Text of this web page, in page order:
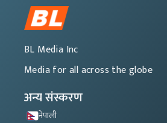
BL Media Inc
Media for all across the globe
अन्य संस्करण
नेपाली